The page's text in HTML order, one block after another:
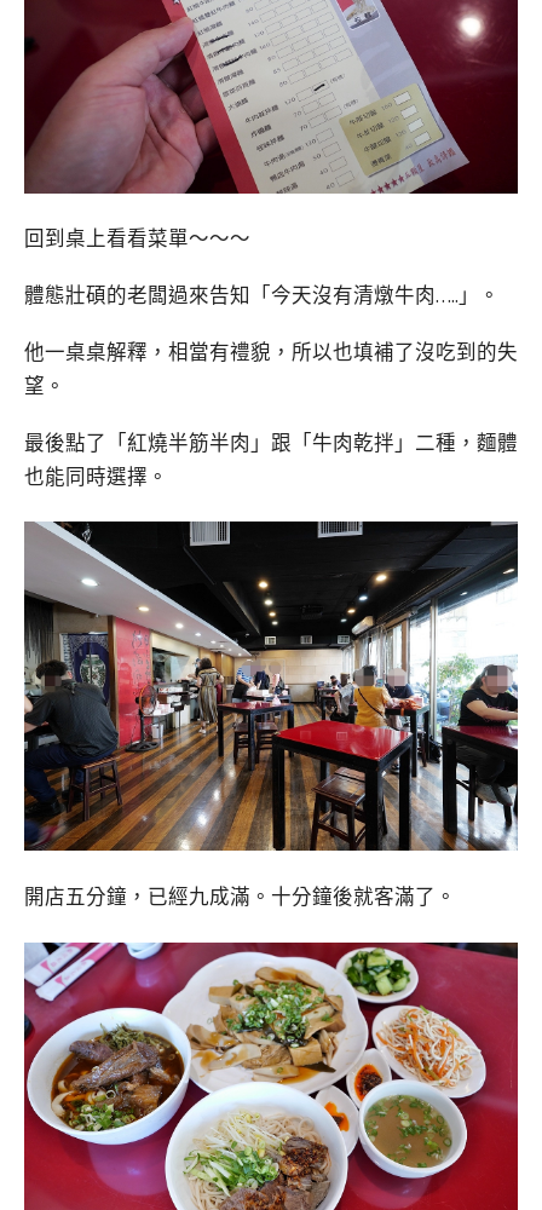
回到桌上看看菜單～～～
體態壯碩的老闆過來告知「今天沒有清燉牛肉…..」。
他一桌桌解釋，相當有禮貌，所以也填補了沒吃到的失
望。
最後點了「紅燒半筋半肉」跟「牛肉乾拌」二種，麵體
也能同時選擇。
開店五分鐘，已經九成滿。十分鐘後就客滿了。